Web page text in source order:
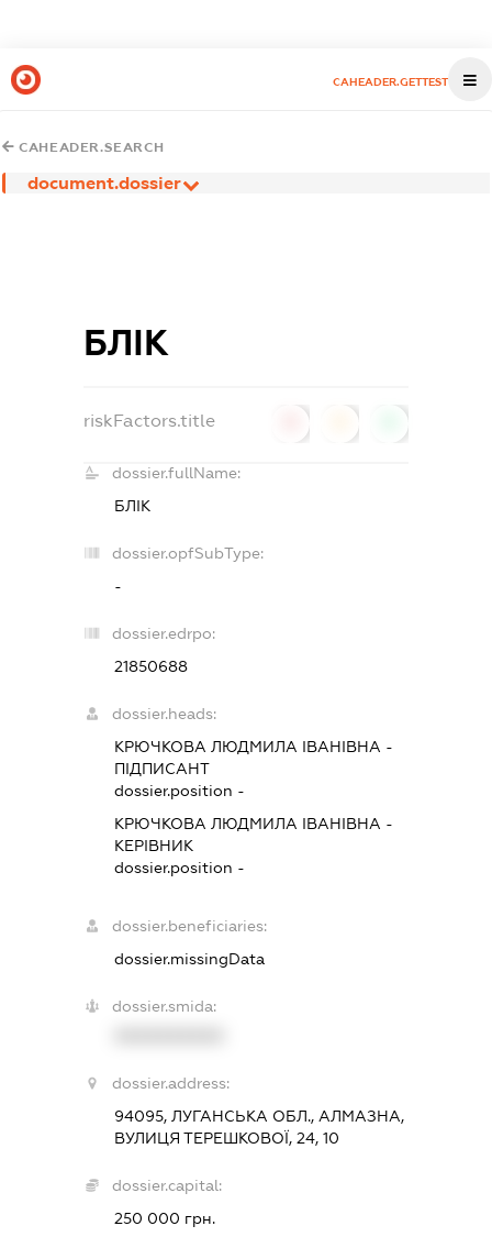
CAHEADER.GETTEST
CAHEADER.SEARCH
document.dossier
БЛІК
riskFactors.title
dossier.fullName:
БЛІК
dossier.opfSubType:
-
dossier.edrpo:
21850688
dossier.heads:
КРЮЧКОВА ЛЮДМИЛА ІВАНІВНА -
ПІДПИСАНТ
dossier.position -
КРЮЧКОВА ЛЮДМИЛА ІВАНІВНА -
КЕРІВНИК
dossier.position -
dossier.beneficiaries:
dossier.missingData
dossier.smida:
dossier.address:
94095, ЛУГАНСЬКА ОБЛ., АЛМАЗНА,
ВУЛИЦЯ ТЕРЕШКОВОЇ, 24, 10
dossier.capital:
250 000 грн.